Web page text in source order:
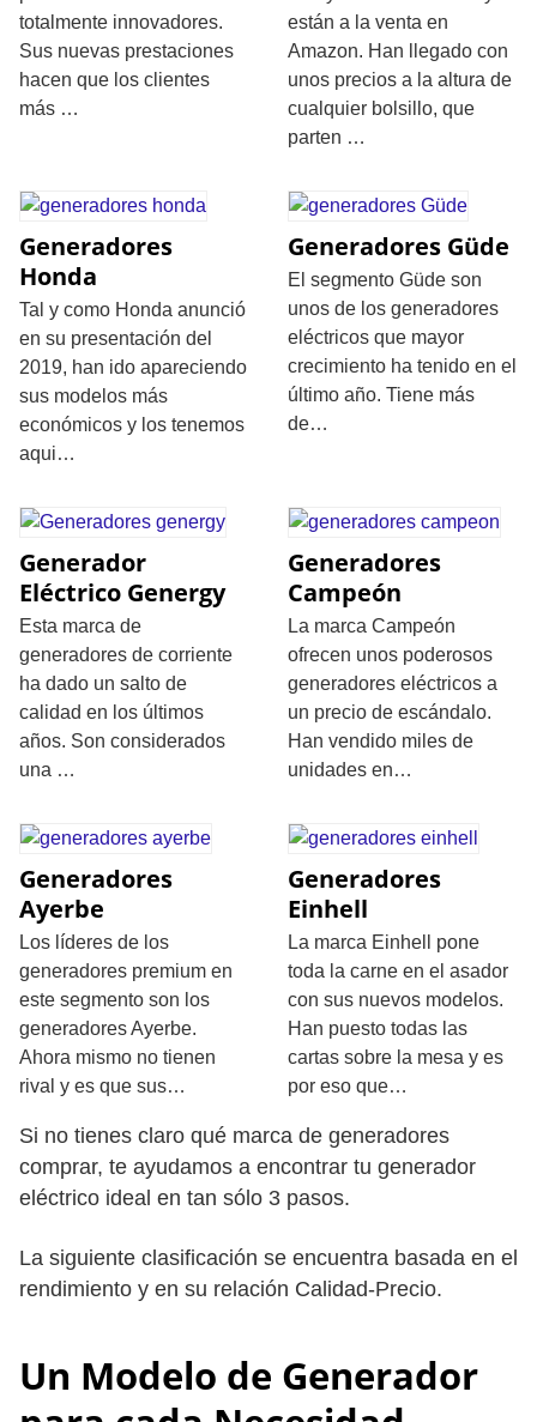
totalmente innovadores.
Sus nuevas prestaciones
hacen que los clientes
más …
están a la venta en
Amazon. Han llegado con
unos precios a la altura de
cualquier bolsillo, que
parten …
Generadores
Honda
Tal y como Honda anunció
en su presentación del
2019, han ido apareciendo
sus modelos más
económicos y los tenemos
aqui…
Generadores Güde
El segmento Güde son
unos de los generadores
eléctricos que mayor
crecimiento ha tenido en el
último año. Tiene más
de…
Generador
Eléctrico Genergy
Esta marca de
generadores de corriente
ha dado un salto de
calidad en los últimos
años. Son considerados
una …
Generadores
Campeón
La marca Campeón
ofrecen unos poderosos
generadores eléctricos a
un precio de escándalo.
Han vendido miles de
unidades en…
Generadores
Ayerbe
Los líderes de los
generadores premium en
este segmento son los
generadores Ayerbe.
Ahora mismo no tienen
rival y es que sus…
Generadores
Einhell
La marca Einhell pone
toda la carne en el asador
con sus nuevos modelos.
Han puesto todas las
cartas sobre la mesa y es
por eso que…
Si no tienes claro qué marca de generadores
comprar, te ayudamos a encontrar tu generador
eléctrico ideal en tan sólo 3 pasos.
La siguiente clasificación se encuentra basada en el
rendimiento y en su relación Calidad-Precio.
Un Modelo de Generador